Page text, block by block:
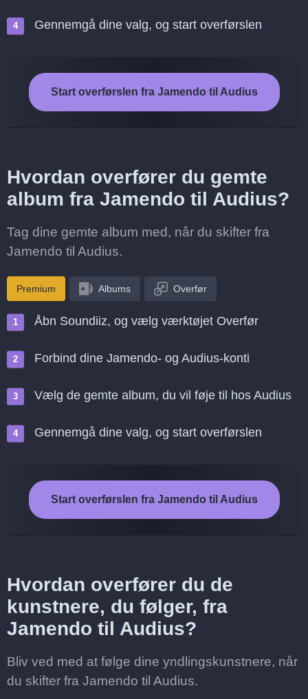
Gennemgå dine valg, og start overførslen
Start overførslen fra Jamendo til Audius
Hvordan overfører du gemte
album fra Jamendo til Audius?
Tag dine gemte album med, når du skifter fra
Jamendo til Audius.
Premium Albums Overfør
Åbn Soundiiz, og vælg værktøjet Overfør
Forbind dine Jamendo- og Audius-konti
Vælg de gemte album, du vil føje til hos Audius
Gennemgå dine valg, og start overførslen
Start overførslen fra Jamendo til Audius
Hvordan overfører du de
kunstnere, du følger, fra
Jamendo til Audius?
Bliv ved med at følge dine yndlingskunstnere, når
du skifter fra Jamendo til Audius.